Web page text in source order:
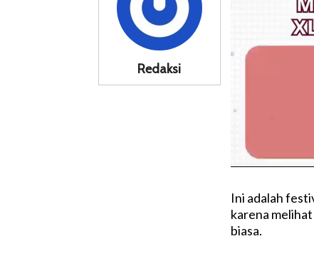
Redaksi
Ini adalah
karena
biasa.